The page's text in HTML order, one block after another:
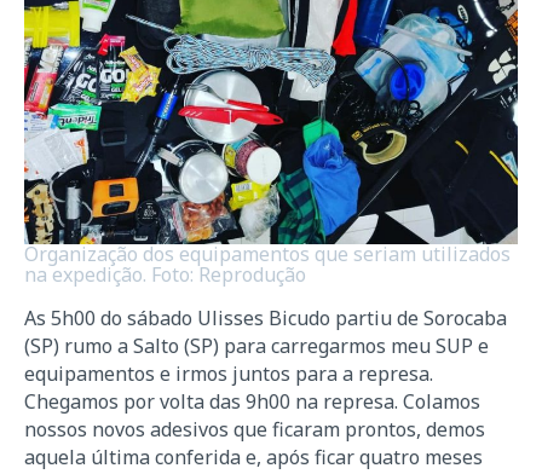
Organização dos equipamentos que seriam utilizados
na expedição. Foto: Reprodução
As 5h00 do sábado Ulisses Bicudo partiu de Sorocaba
(SP) rumo a Salto (SP) para carregarmos meu SUP e
equipamentos e irmos juntos para a represa.
Chegamos por volta das 9h00 na represa. Colamos
nossos novos adesivos que ficaram prontos, demos
aquela última conferida e, após ficar quatro meses